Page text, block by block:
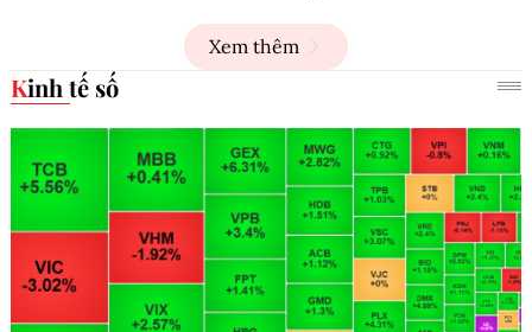
Xem thêm
Kinh tế số